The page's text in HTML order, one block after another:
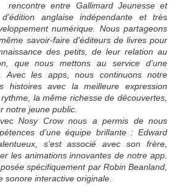
rencontre entre Gallimard Jeunesse et
anglaise indépendante et très
numérique. Nous partageons
savoir-faire d'éditeurs de livres pour
des petits, de leur relation au
que nous mettons au service d'une
Avec les apps, nous continuons notre
histoires avec la meilleure expression
la même richesse de découvertes,
notre jeune public.
Nosy Crow nous a permis de nous
d’une équipe brillante : Edward
s’est associé avec son frère,
les animations innovantes de notre app.
spécifiquement par Robin Beanland,
sonore interactive originale.